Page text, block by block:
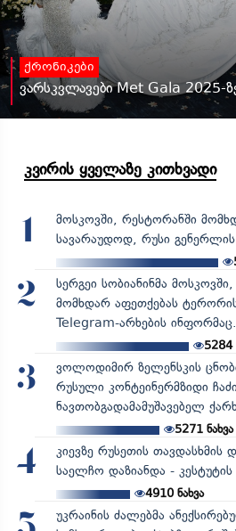
ქრონიკები
ვარსკვლავები Met Gala 2025-
კვირის ყველაზე კითხვადი
1
მოსკოვში, რესტორანში
სავარაუდოდ, რუსი
2
სერგეი სობიანინმა
მომხდარ აფეთქებას
Telegram-არხების
5284
3
ვოლოდიმირ ზელენსკის
რუსული კონტეინერმზიდი
ნავთობგადამამუშავებელ
5271ნახვა
4
კიევზე რუსეთის თავდასხმის
საელჩო დაზიანდა -
4910ნახვა
უკრაინის ძალებმა